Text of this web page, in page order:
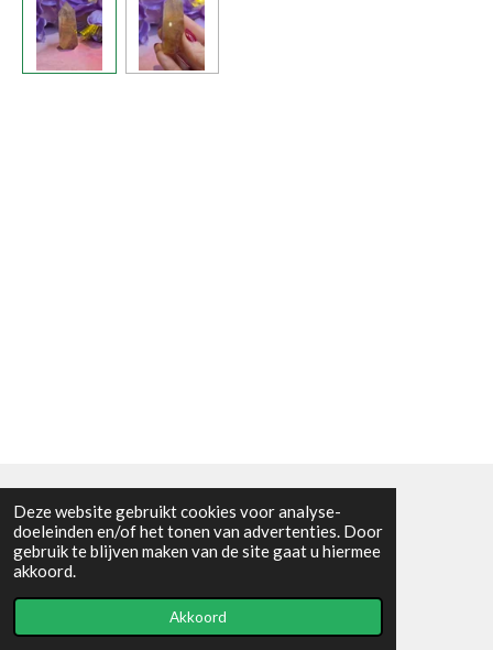
Deze website gebruikt cookies voor analyse-
doeleinden en/of het tonen van advertenties. Door
gebruik te blijven maken van de site gaat u hiermee
akkoord.
Akkoord
Algemene voorwaarden
© 2021 - RC en mineralenshop Het vlinderpad